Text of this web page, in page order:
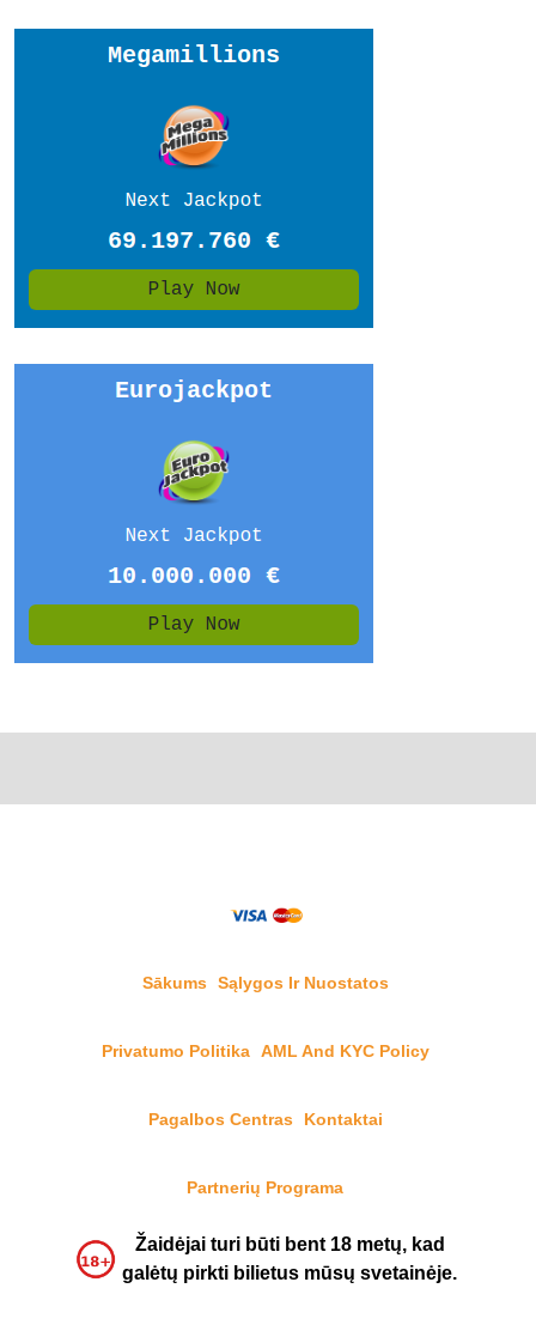
Sākums Sąlygos Ir Nuostatos
Privatumo Politika AML And KYC Policy
Pagalbos Centras Kontaktai
Partnerių Programa
Žaidėjai turi būti bent 18 metų, kad
galėtų pirkti bilietus mūsų svetainėje.